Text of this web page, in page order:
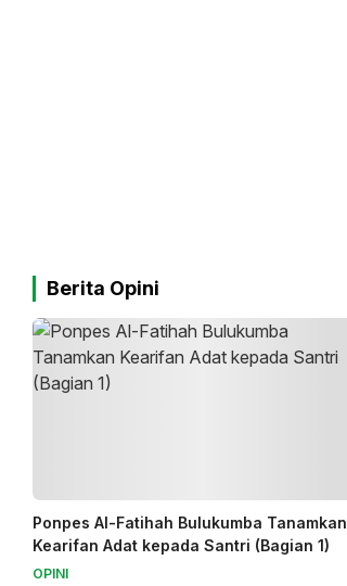
Berita Opini
Ponpes Al-Fatihah Bulukumba Tanamkan
Kearifan Adat kepada Santri (Bagian 1)
OPINI